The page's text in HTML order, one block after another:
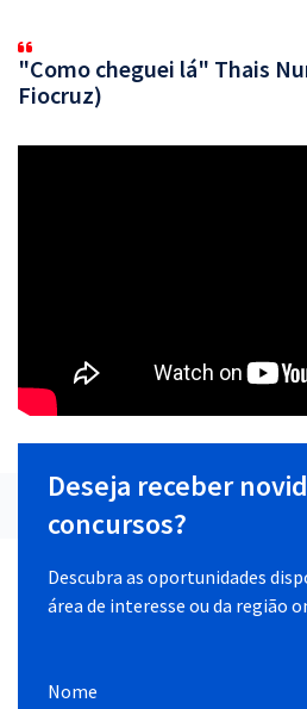
"Como cheguei lá" Thais
Fiocruz)
Deseja receber
concursos?
Descubra as oportunidades
área de interesse ou da região
Nome